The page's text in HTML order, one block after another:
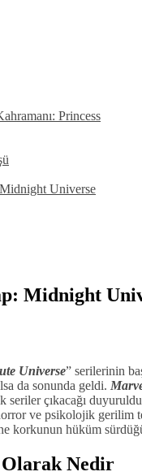
Princess
Universe
Midnight
Universe” serilerinin
da sonunda geldi.
seriler çıkacağı
ve psikolojik gerilim
korkunun hüküm
Nedir